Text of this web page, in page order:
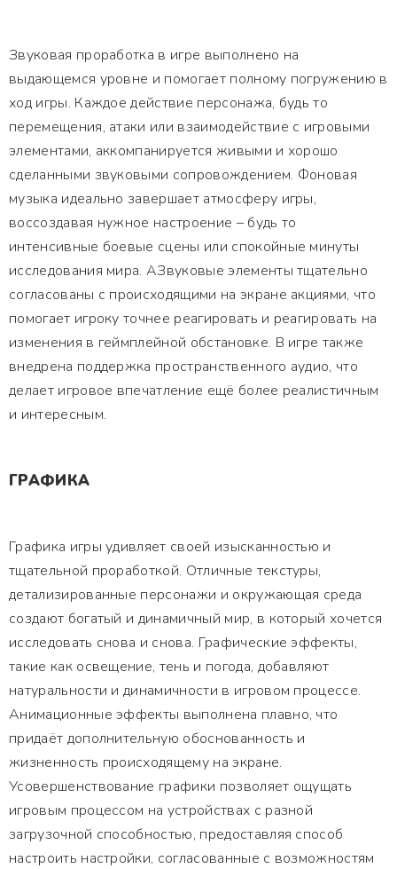
Звуковая проработка в игре выполнено на
выдающемся уровне и помогает полному погружению в
ход игры. Каждое действие персонажа, будь то
перемещения, атаки или взаимодействие с игровыми
элементами, аккомпанируется живыми и хорошо
сделанными звуковыми сопровождением. Фоновая
музыка идеально завершает атмосферу игры,
воссоздавая нужное настроение – будь то
интенсивные боевые сцены или спокойные минуты
исследования мира. АЗвуковые элементы тщательно
согласованы с происходящими на экране акциями, что
помогает игроку точнее реагировать и реагировать на
изменения в геймплейной обстановке. В игре также
внедрена поддержка пространственного аудио, что
делает игровое впечатление ещё более реалистичным
и интересным.
ГРАФИКА
Графика игры удивляет своей изысканностью и
тщательной проработкой. Отличные текстуры,
детализированные персонажи и окружающая среда
создают богатый и динамичный мир, в который хочется
исследовать снова и снова. Графические эффекты,
такие как освещение, тень и погода, добавляют
натуральности и динамичности в игровом процессе.
Анимационные эффекты выполнена плавно, что
придаёт дополнительную обоснованность и
жизненность происходящему на экране.
Усовершенствование графики позволяет ощущать
игровым процессом на устройствах с разной
загрузочной способностью, предоставляя способ
настроить настройки, согласованные с возможностям